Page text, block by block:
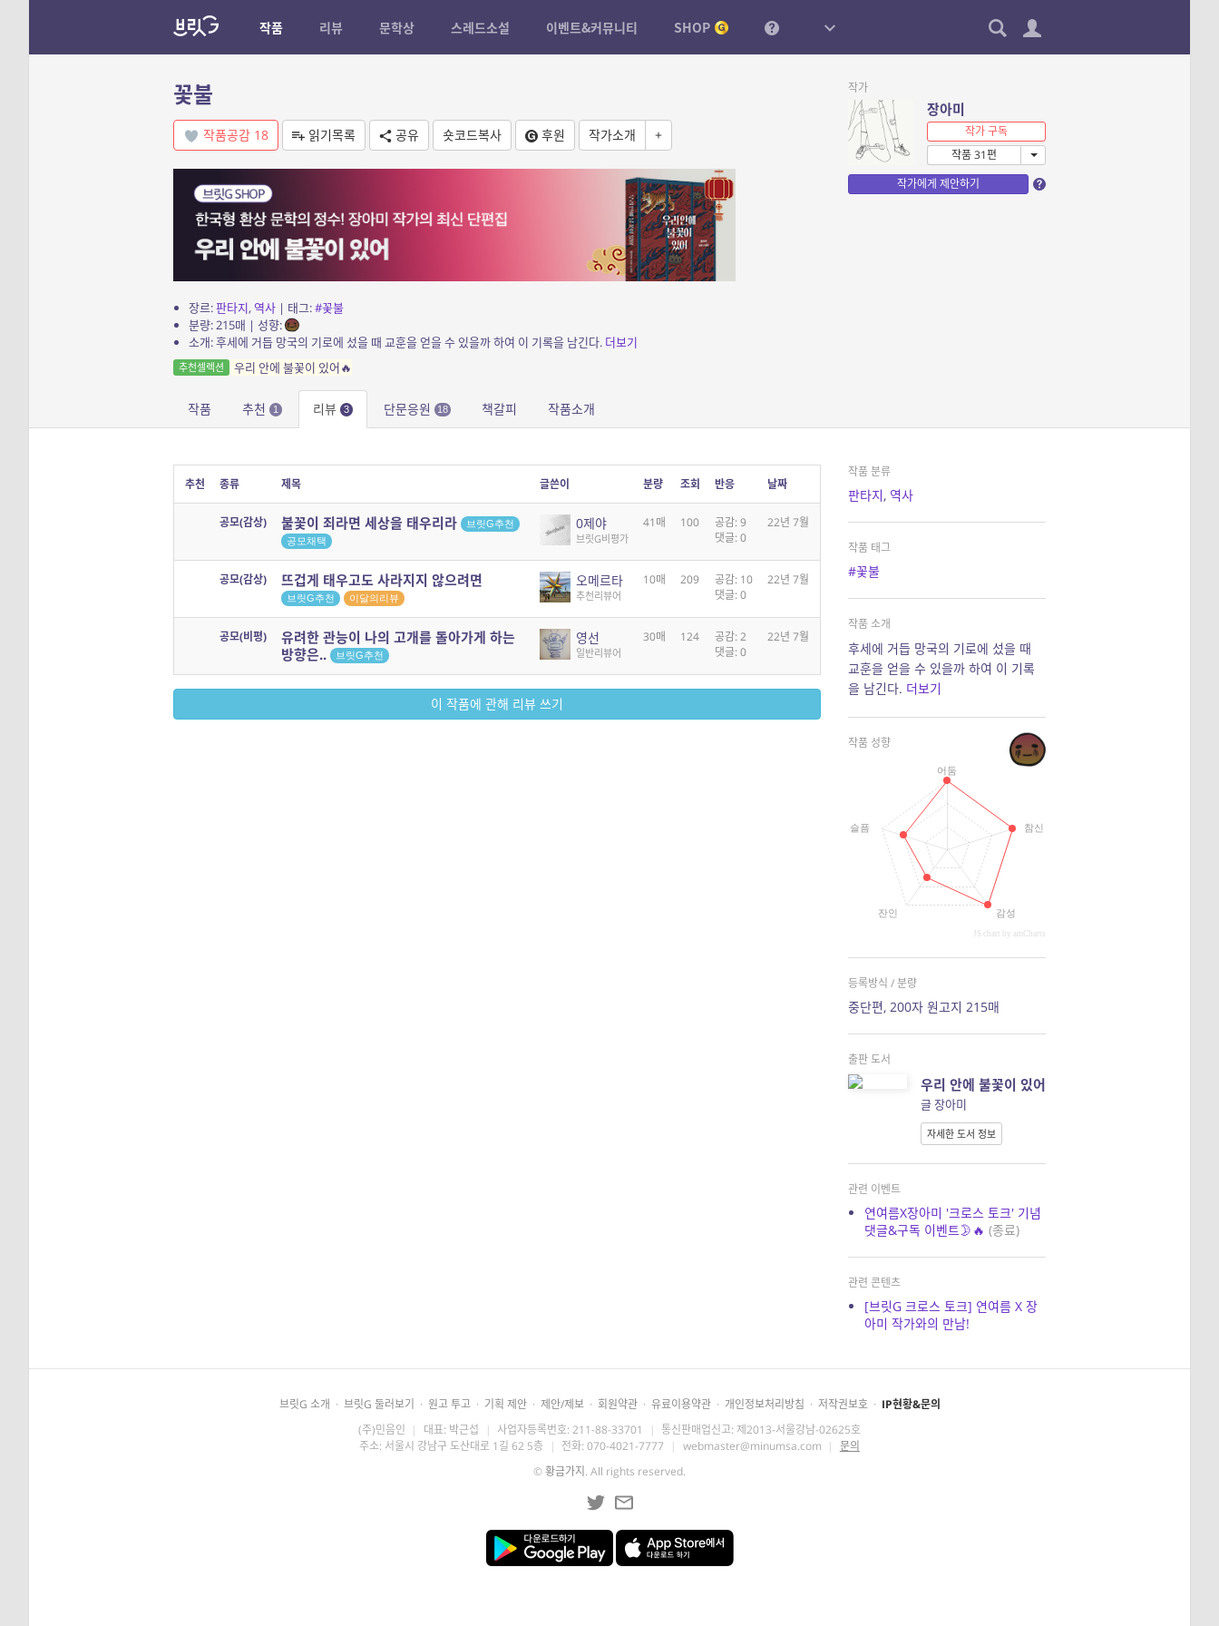
작품 리뷰 문학상 스레드소설 이벤트&커뮤니티 SHOP
꽃불
작품공감 18 읽기목록 공유 숏코드복사 후원 작가소개 +
장르:판타지, 역사| 태그:#꽃불
분량: 215매 | 성향:
소개: 후세에 거듭 망국의 기로에 섰을 때 교훈을 얻을 수 있을까 하여 이 기록을 남긴다. 더보기
추천셀렉션 우리 안에 불꽃이 있어🔥
작가
장아미
작가 구독
작품 31편
작가에게 제안하기
작품 추천 1 리뷰 3 단문응원 18 책갈피 작품소개
추천 종류 제목 글쓴이 분량 조회 반응 날짜
공모(감상) 불꽃이 죄라면 세상을 태우리라
브릿G추천
공모채택
0제야
브릿G비평가
41매 100
공감: 9
댓글: 0
22년 7월
공모(감상) 뜨겁게 태우고도 사라지지 않으려면
브릿G추천 이달의리뷰
오메르타
추천리뷰어
10매 209
공감: 10
댓글: 0
22년 7월
공모(비평)
유려한 관능이 나의 고개를 돌아가게 하는
방향은..
브릿G추천
영선
일반리뷰어
30매 124
공감: 2
댓글: 0
22년 7월
이 작품에 관해 리뷰 쓰기
작품 분류
판타지, 역사
작품 태그
#꽃불
작품 소개
후세에 거듭 망국의 기로에 섰을 때
교훈을 얻을 수 있을까 하여 이 기록
을 남긴다. 더보기
작품 성향
어둠
참신
감성
잔인
슬픔
JS chart by amCharts
등록방식 / 분량
중단편, 200자 원고지 215매
출판 도서
우리 안에 불꽃이 있어
글 장아미
자세한 도서 정보
관련 이벤트
연여름X장아미 '크로스 토크' 기념
댓글&구독 이벤트🌛🔥(종료)
관련 콘텐츠
[브릿G 크로스 토크] 연여름 X 장
아미 작가와의 만남!
브릿G 소개 · 브릿G 둘러보기 · 원고 투고 · 기획 제안 · 제안/제보 · 회원약관 · 유료이용약관 · 개인정보처리방침 · 저작권보호 · IP현황&문의
(주)민음인 | 대표: 박근섭 | 사업자등록번호: 211-88-33701 | 통신판매업신고: 제2013-서울강남-02625호
주소: 서울시 강남구 도산대로 1길 62 5층 | 전화: 070-4021-7777 | webmaster@minumsa.com | 문의
©황금가지 . All rights reserved.